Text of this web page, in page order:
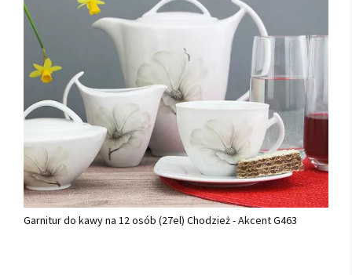
Garnitur do kawy na 12 osób (27el) Chodzież - Akcent G463